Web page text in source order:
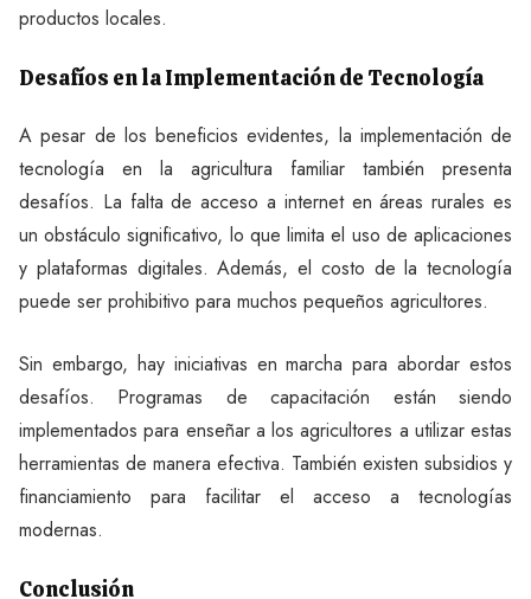
productos locales.
Desafíos en la Implementación de Tecnología
A pesar de los beneficios evidentes, la implementación de
tecnología en la agricultura familiar también presenta
desafíos. La falta de acceso a internet en áreas rurales es
un obstáculo significativo, lo que limita el uso de aplicaciones
y plataformas digitales. Además, el costo de la tecnología
puede ser prohibitivo para muchos pequeños agricultores.
Sin embargo, hay iniciativas en marcha para abordar estos
desafíos. Programas de capacitación están siendo
implementados para enseñar a los agricultores a utilizar estas
herramientas de manera efectiva. También existen subsidios y
financiamiento para facilitar el acceso a tecnologías
modernas.
Conclusión